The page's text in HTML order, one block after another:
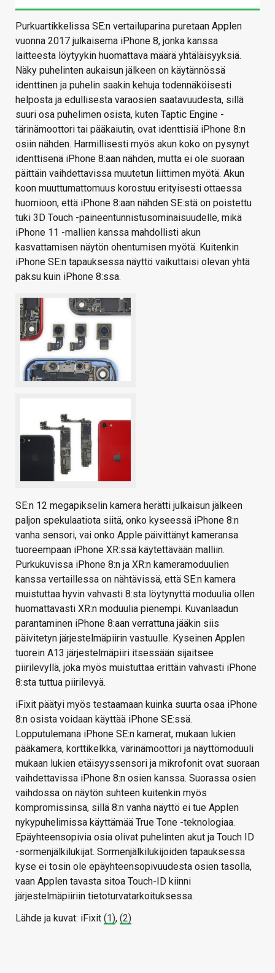
Purkuartikkelissa SE:n vertailuparina puretaan Applen
vuonna 2017 julkaisema iPhone 8, jonka kanssa
laitteesta löytyykin huomattava määrä yhtäläisyyksiä.
Näky puhelinten aukaisun jälkeen on käytännössä
identtinen ja puhelin saakin kehuja todennäköisesti
helposta ja edullisesta varaosien saatavuudesta, sillä
suuri osa puhelimen osista, kuten Taptic Engine -
tärinämoottori tai pääkaiutin, ovat identtisiä iPhone 8:n
osiin nähden. Harmillisesti myös akun koko on pysynyt
identtisenä iPhone 8:aan nähden, mutta ei ole suoraan
päittäin vaihdettavissa muutetun liittimen myötä. Akun
koon muuttumattomuus korostuu erityisesti ottaessa
huomioon, että iPhone 8:aan nähden SE:stä on poistettu
tuki 3D Touch -paineentunnistusominaisuudelle, mikä
iPhone 11 -mallien kanssa mahdollisti akun
kasvattamisen näytön ohentumisen myötä. Kuitenkin
iPhone SE:n tapauksessa näyttö vaikuttaisi olevan yhtä
paksu kuin iPhone 8:ssa.
SE:n 12 megapikselin kamera herätti julkaisun jälkeen
paljon spekulaatiota siitä, onko kyseessä iPhone 8:n
vanha sensori, vai onko Apple päivittänyt kameransa
tuoreempaan iPhone XR:ssä käytettävään malliin.
Purkukuvissa iPhone 8:n ja XR:n kameramoduulien
kanssa vertaillessa on nähtävissä, että SE:n kamera
muistuttaa hyvin vahvasti 8:sta löytynyttä moduulia ollen
huomattavasti XR:n moduulia pienempi. Kuvanlaadun
parantaminen iPhone 8:aan verrattuna jääkin siis
päivitetyn järjestelmäpiirin vastuulle. Kyseinen Applen
tuorein A13 järjestelmäpiiri itsessään sijaitsee
piirilevyllä, joka myös muistuttaa erittäin vahvasti iPhone
8:sta tuttua piirilevyä.
iFixit päätyi myös testaamaan kuinka suurta osaa iPhone
8:n osista voidaan käyttää iPhone SE:ssä.
Lopputulemana iPhone SE:n kamerat, mukaan lukien
pääkamera, korttikelkka, värinämoottori ja näyttömoduuli
mukaan lukien etäisyyssensori ja mikrofonit ovat suoraan
vaihdettavissa iPhone 8:n osien kanssa. Suorassa osien
vaihdossa on näytön suhteen kuitenkin myös
kompromissinsa, sillä 8:n vanha näyttö ei tue Applen
nykypuhelimissa käyttämää True Tone -teknologiaa.
Epäyhteensopivia osia olivat puhelinten akut ja Touch ID
-sormenjälkilukijat. Sormenjälkilukijoiden tapauksessa
kyse ei tosin ole epäyhteensopivuudesta osien tasolla,
vaan Applen tavasta sitoa Touch-ID kiinni
järjestelmäpiiriin tietoturvatarkoituksessa.
Lähde ja kuvat: iFixit (1), (2)